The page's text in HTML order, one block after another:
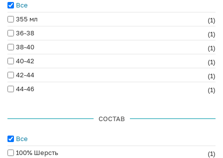
Все
355 мл
(1)
36-38
(1)
38-40
(1)
40-42
(1)
42-44
(1)
44-46
(1)
СОСТАВ
Все
100% Шерсть
(1)